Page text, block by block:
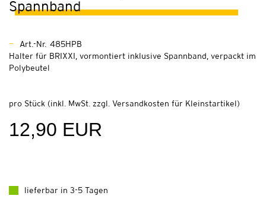
Spannband
Art.-Nr. 485HPB
Halter für BRIXXI, vormontiert inklusive Spannband, verpackt im
Polybeutel
pro Stück (inkl. MwSt. zzgl. Versandkosten für Kleinstartikel )
12,90 EUR
lieferbar in 3-5 Tagen